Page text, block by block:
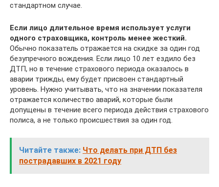
стандартном случае.
Если лицо длительное время использует услуги
одного страховщика, контроль менее жесткий.
Обычно показатель отражается на скидке за один год
безупречного вождения. Если лицо 10 лет ездило без
ДТП, но в течение страхового периода оказалось в
аварии трижды, ему будет присвоен стандартный
уровень. Нужно учитывать, что на значении показателя
отражается количество аварий, которые были
допущены в течение всего периода действия страхового
полиса, а не только происшествия за один год.
Читайте также: Что делать при ДТП без
пострадавших в 2021 году